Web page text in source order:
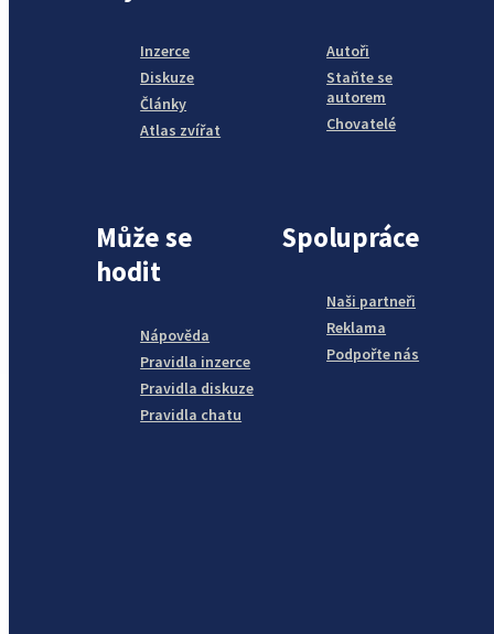
Inzerce
Diskuze
Články
Atlas zvířat
Autoři
Staňte se
autorem
Chovatelé
Může se
hodit
Nápověda
Pravidla inzerce
Pravidla diskuze
Pravidla chatu
Spolupráce
Naši partneři
Reklama
Podpořte nás